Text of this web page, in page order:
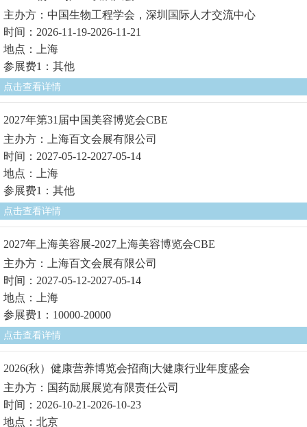
主办方：中国生物工程学会，深圳国际人才交流中心
时间：2026-11-19-2026-11-21
地点：上海
参展费1：其他
点击查看详情
2027年第31届中国美容博览会CBE
主办方：上海百文会展有限公司
时间：2027-05-12-2027-05-14
地点：上海
参展费1：其他
点击查看详情
2027年上海美容展-2027上海美容博览会CBE
主办方：上海百文会展有限公司
时间：2027-05-12-2027-05-14
地点：上海
参展费1：10000-20000
点击查看详情
2026(秋）健康营养博览会招商|大健康行业年度盛会
主办方：国药励展展览有限责任公司
时间：2026-10-21-2026-10-23
地点：北京